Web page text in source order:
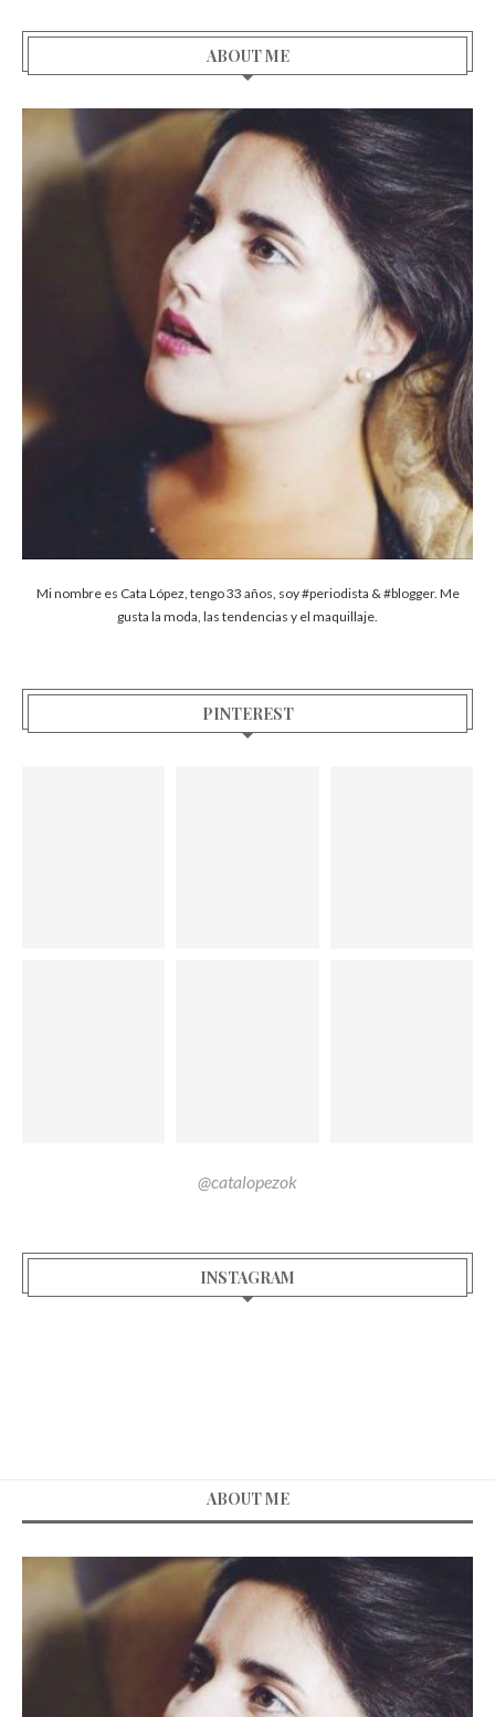
ABOUT ME
Mi nombre es Cata López, tengo 33 años, soy #periodista & #blogger. Me
gusta la moda, las tendencias y el maquillaje.
PINTEREST
@catalopezok
INSTAGRAM
ABOUT ME